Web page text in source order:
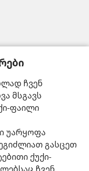
ჩვენ
მსგავს
ფაილი
უარყოფა
გასცეთ
ქუქი-